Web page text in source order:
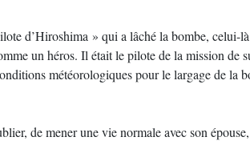
d’Hiroshima » qui a lâché la bombe, celui-là
un héros. Il était le pilote de la mission de
météorologiques pour le largage de la
de mener une vie normale avec son